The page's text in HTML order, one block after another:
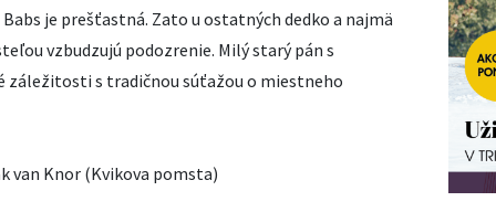
je prešťastná. Zato u ostatných dedko a najmä
vzbudzujú podozrenie. Milý starý pán s
záležitosti s tradičnou súťažou o miestneho
van Knor (Kvikova pomsta)